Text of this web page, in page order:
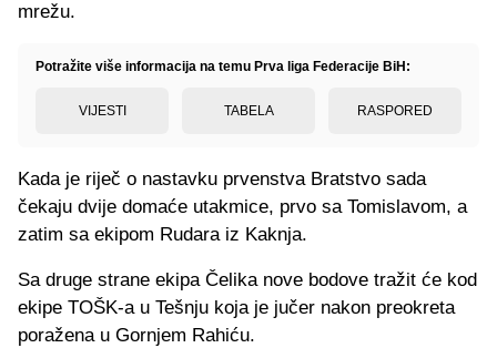
mrežu.
Potražite više informacija na temu Prva liga Federacije BiH:
VIJESTI TABELA RASPORED
Kada je riječ o nastavku prvenstva Bratstvo sada
čekaju dvije domaće utakmice, prvo sa Tomislavom, a
zatim sa ekipom Rudara iz Kaknja.
Sa druge strane ekipa Čelika nove bodove tražit će kod
ekipe TOŠK-a u Tešnju koja je jučer nakon preokreta
poražena u Gornjem Rahiću.